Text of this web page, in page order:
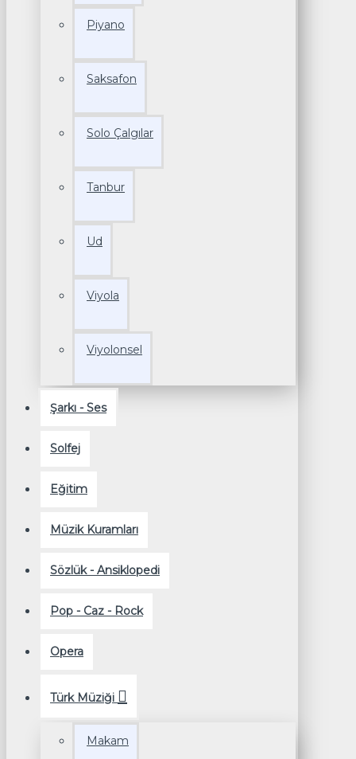
Piyano
Saksafon
Solo Çalgılar
Tanbur
Ud
Viyola
Viyolonsel
Şarkı - Ses
Solfej
Eğitim
Müzik Kuramları
Sözlük - Ansiklopedi
Pop - Caz - Rock
Opera
Türk Müziği
Makam